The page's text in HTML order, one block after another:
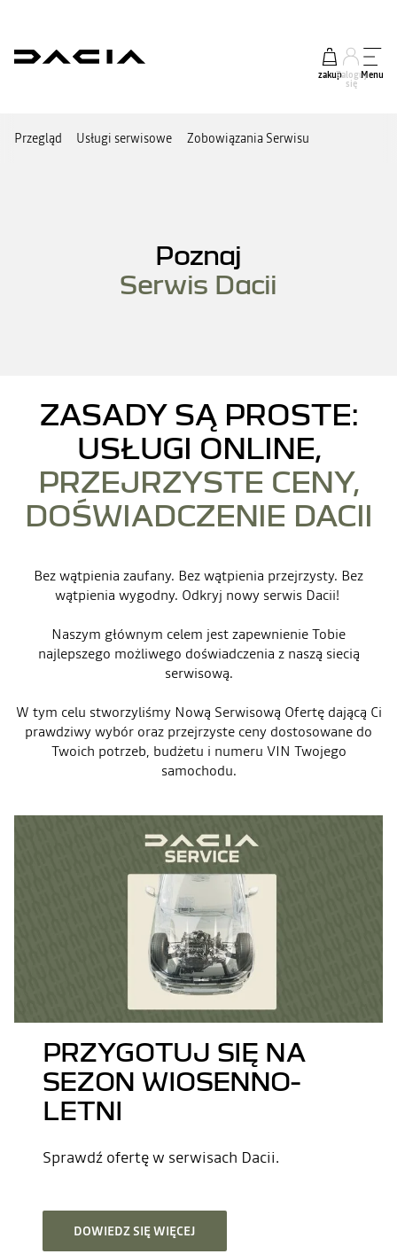
zakupZaloguj
się
Menu
Przegląd Usługi serwisowe Zobowiązania Serwisu
Poznaj
Serwis Dacii
ZASADY SĄ PROSTE:
USŁUGI ONLINE,
PRZEJRZYSTE CENY,
DOŚWIADCZENIE DACII
Bez wątpienia zaufany. Bez wątpienia przejrzysty. Bez
wątpienia wygodny. Odkryj nowy serwis Dacii!
Naszym głównym celem jest zapewnienie Tobie
najlepszego możliwego doświadczenia z naszą siecią
serwisową.
W tym celu stworzyliśmy Nową Serwisową Ofertę dającą Ci
prawdziwy wybór oraz przejrzyste ceny dostosowane do
Twoich potrzeb, budżetu i numeru VIN Twojego
samochodu.
PRZYGOTUJ SIĘ NA
SEZON WIOSENNO-
LETNI
Sprawdź ofertę w serwisach Dacii.
DOWIEDZ SIĘ WIĘCEJ